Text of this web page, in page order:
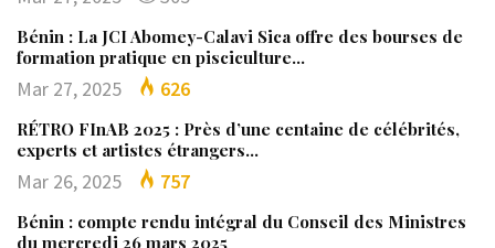
Bénin : La JCI Abomey-Calavi Sica offre des bourses de
formation pratique en pisciculture…
Mar 27, 2025 626
RÉTRO FInAB 2025 : Près d’une centaine de célébrités,
experts et artistes étrangers…
Mar 26, 2025 757
Bénin : compte rendu intégral du Conseil des Ministres
du mercredi 26 mars 2025